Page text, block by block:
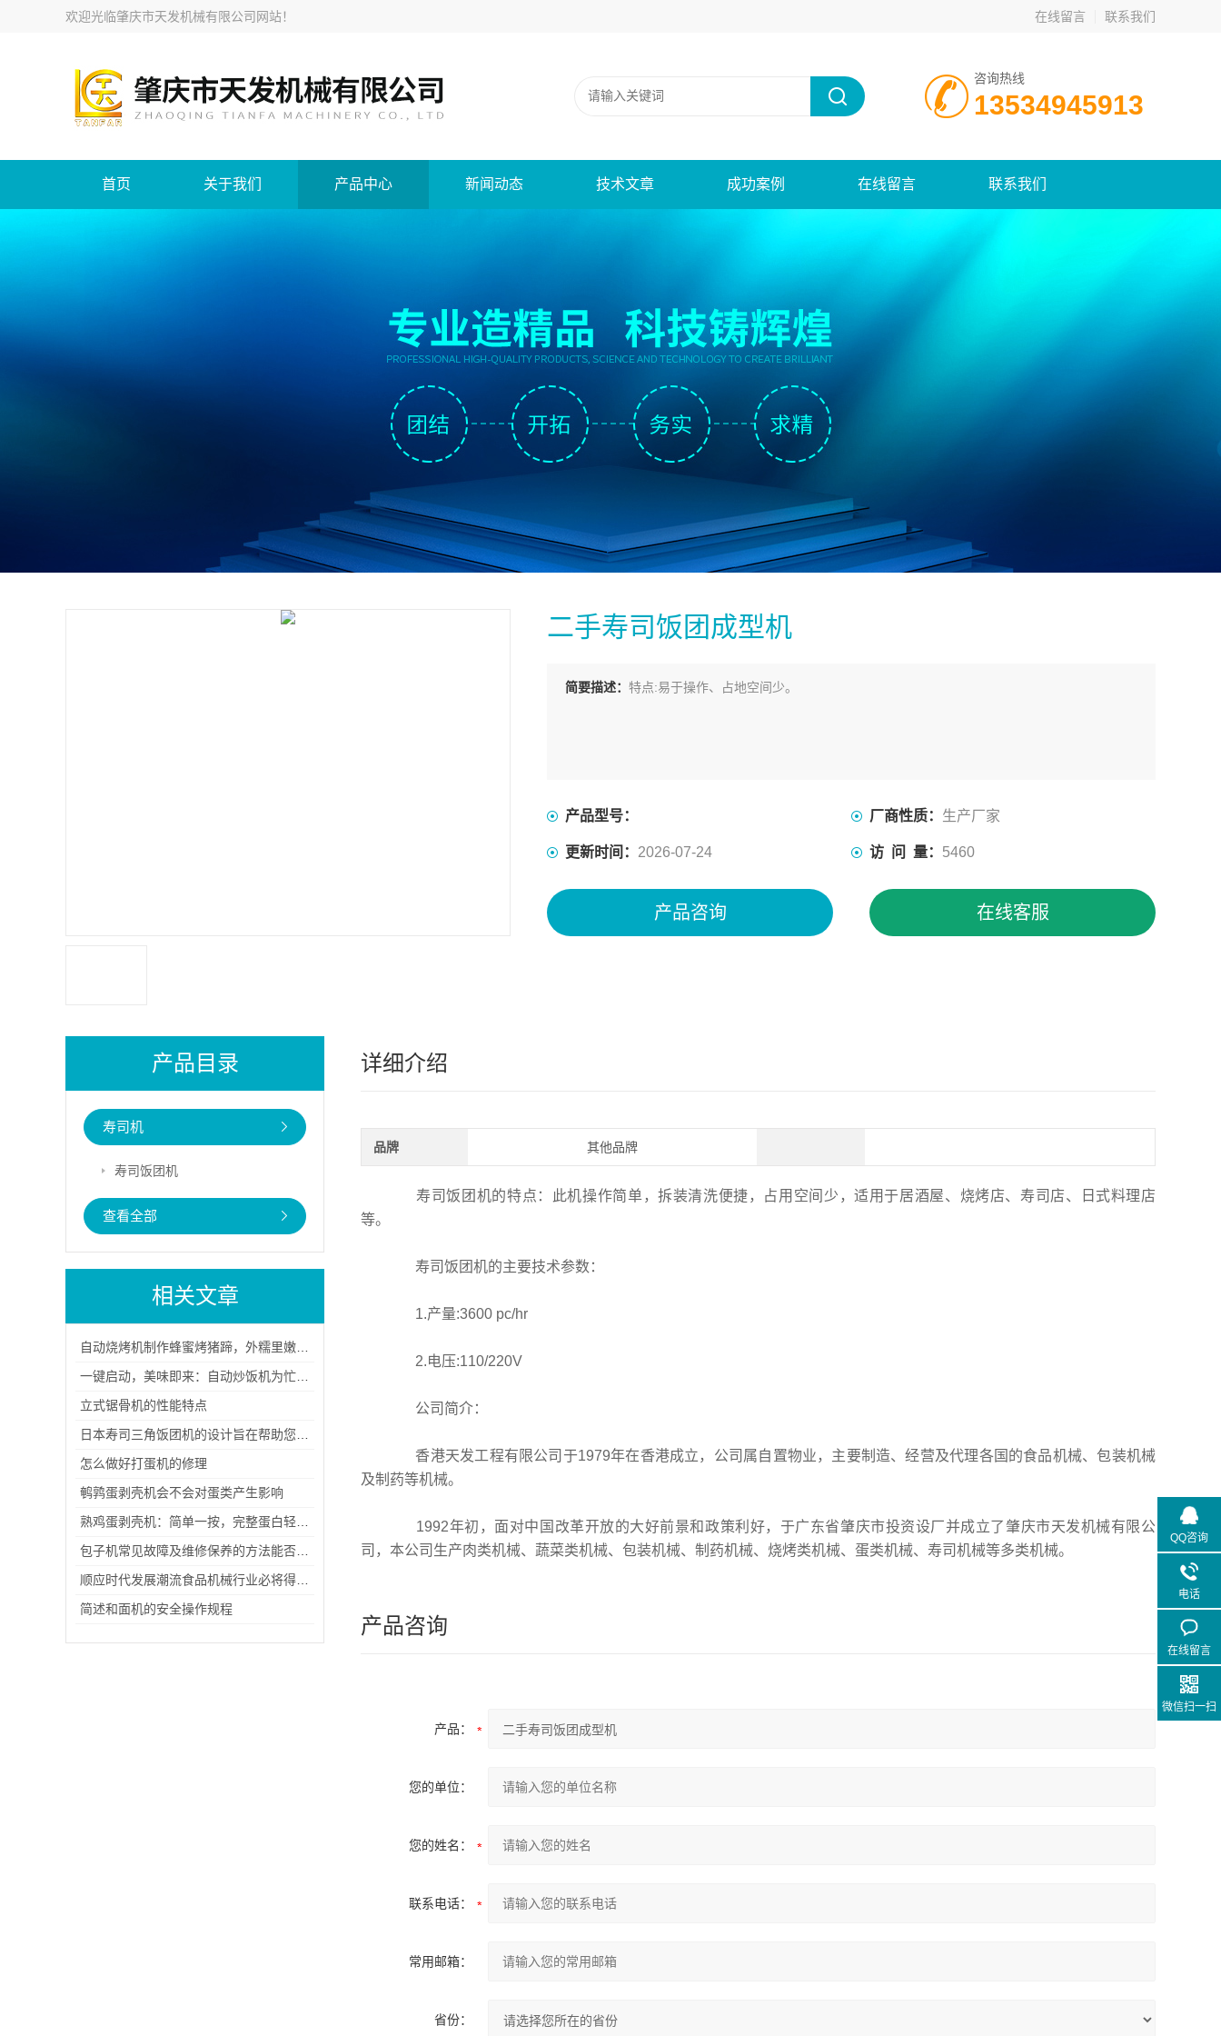
欢迎光临肇庆市天发机械有限公司网站！ 在线留言 联系我们
咨询热线
13534945913
首页 关于我们 产品中心 新闻动态 技术文章 成功案例 在线留言 联系我们
二手寿司饭团成型机
简要描述： 特点:易于操作、占地空间少。
产品型号： 厂商性质： 生产厂家
更新时间： 2026-07-24 访 问 量： 5460
产品咨询 在线客服
产品目录
寿司机
寿司饭团机
查看全部
相关文章
立式锯骨机的性能特点
怎么做好打蛋机的修理
鹌鹑蛋剥壳机会不会对蛋类产生影响
简述和面机的安全操作规程
详细介绍
品牌 其他品牌
寿司饭团机的特点：此机操作简单，拆装清洗便捷，占用空间少，适用于居酒屋、烧烤店、寿司店、日式料理店
等。
寿司饭团机的主要技术参数：
1.产量:3600 pc/hr
2.电压:110/220V
公司简介：
香港天发工程有限公司于1979年在香港成立，公司属自置物业，主要制造、经营及代理各国的食品机械、包装机械
及制药等机械。
1992年初，面对中国改革开放的大好前景和政策利好，于广东省肇庆市投资设厂并成立了肇庆市天发机械有限公
司，本公司生产肉类机械、蔬菜类机械、包装机械、制药机械、烧烤类机械、蛋类机械、寿司机械等多类机械。
产品咨询
产品：
您的单位：
您的姓名：
联系电话：
常用邮箱：
省份：
QQ咨询
电话
在线留言
微信扫一扫